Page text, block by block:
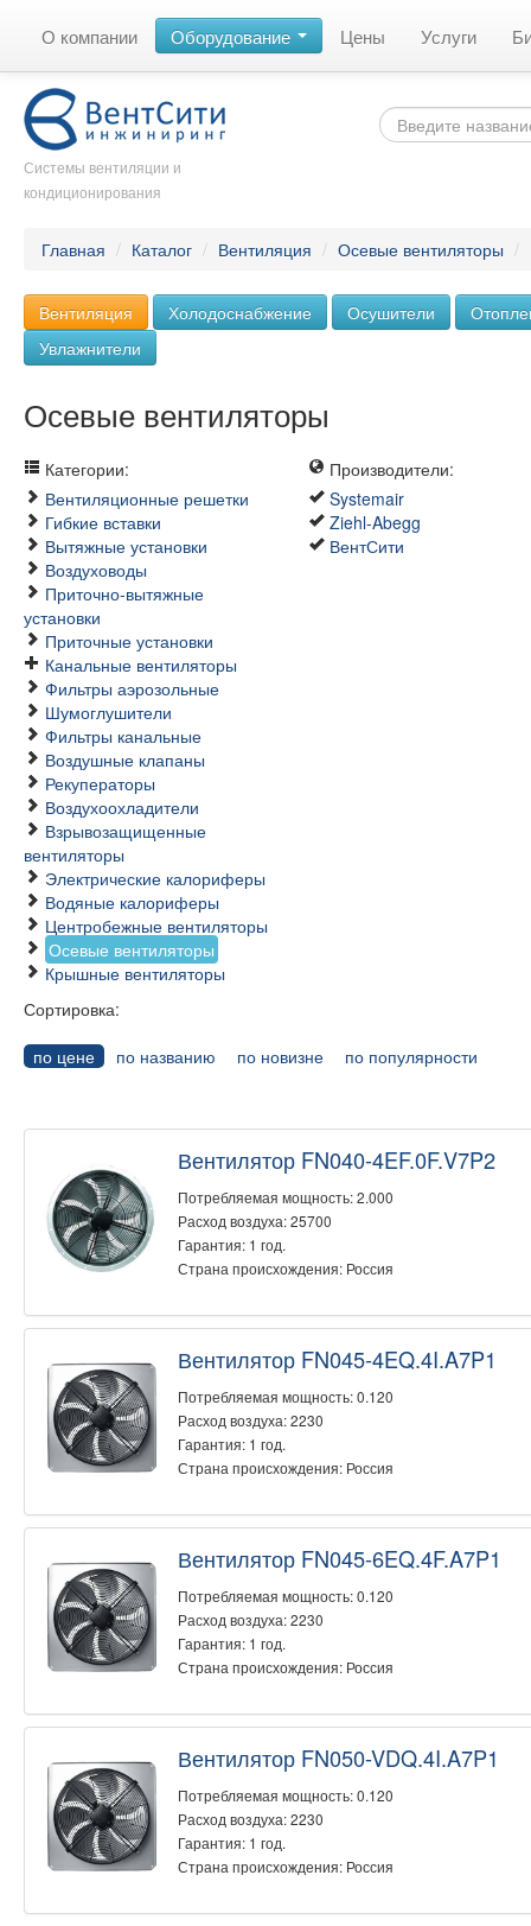
О компании Оборудование Цены Услуги
Системы вентиляции и
кондиционирования
Главная / Каталог / Вентиляция / Осевые вентиляторы /
Вентиляция Холодоснабжение Осушители
Увлажнители
Осевые вентиляторы
Категории:
Вентиляционные решетки
Гибкие вставки
Вытяжные установки
Воздуховоды
Приточно-вытяжные
установки
Приточные установки
Канальные вентиляторы
Фильтры аэрозольные
Шумоглушители
Фильтры канальные
Воздушные клапаны
Рекуператоры
Воздухоохладители
Взрывозащищенные
вентиляторы
Электрические калориферы
Водяные калориферы
Центробежные вентиляторы
Осевые вентиляторы
Крышные вентиляторы
Производители:
Systemair
Ziehl-Abegg
ВентСити
Сортировка:
по цене
по названию по новизне по популярности
Вентилятор FN040-4EF.0F.V7P2
Потребляемая мощность: 2.000
Расход воздуха: 25700
Гарантия: 1 год.
Страна происхождения: Россия
Вентилятор FN045-4EQ.4I.A7P1
Потребляемая мощность: 0.120
Расход воздуха: 2230
Гарантия: 1 год.
Страна происхождения: Россия
Вентилятор FN045-6EQ.4F.A7P1
Потребляемая мощность: 0.120
Расход воздуха: 2230
Гарантия: 1 год.
Страна происхождения: Россия
Вентилятор FN050-VDQ.4I.A7P1
Потребляемая мощность: 0.120
Расход воздуха: 2230
Гарантия: 1 год.
Страна происхождения: Россия